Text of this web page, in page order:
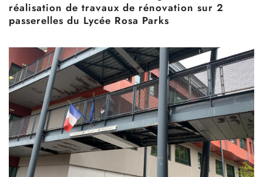
réalisation de travaux de rénovation sur 2
passerelles du Lycée Rosa Parks